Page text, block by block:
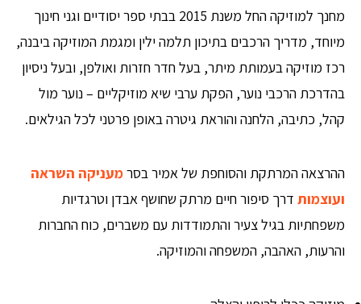
מחנך למוזיקה החל משנת 2015 בבתי ספר יסודיים וגני חינוך
מיוחד, מדריך הרכבים בתיכון תלמה ילין ומגמת המוזיקה ביבנה,
רכז מוזיקה בעמותת מיתר, בעל חדר חזרות ואולפן, ובעל ניסיון
בהדרכת הרכבי נוער, הפקת ערבי שיא מוזיקליים – נוער מול
קהל, כתיבה, הלחנה והוראת גיטרה באופן פרטני לכל הגילאים.
ההרצאה המרתקת והסוחפת של אמיר בסרמעניקה השראה
ועוצמות דרך סיפור חיים מרתק שחושף אבדן וטרגדיות
משפחתיות בגיל צעיר והתמודדות עם משברים, כוח החברות
והרעות, האהבה, המשפחה והמוזיקה.